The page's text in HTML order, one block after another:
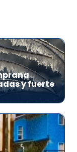
y fuerte